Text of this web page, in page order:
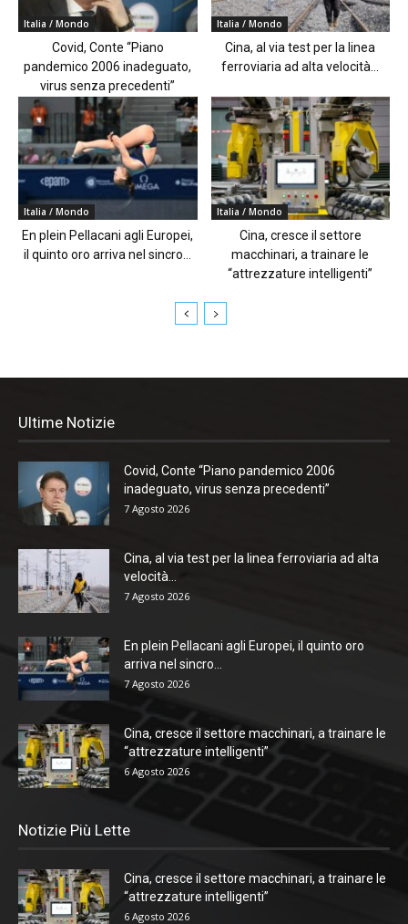
Italia / Mondo
Covid, Conte “Piano
pandemico 2006 inadeguato,
virus senza precedenti”
Italia / Mondo
Cina, al via test per la linea
ferroviaria ad alta velocità...
Italia / Mondo
En plein Pellacani agli Europei,
il quinto oro arriva nel sincro...
Italia / Mondo
Cina, cresce il settore
macchinari, a trainare le
“attrezzature intelligenti”
Ultime Notizie
Covid, Conte “Piano pandemico 2006
inadeguato, virus senza precedenti”
7 Agosto 2026
Cina, al via test per la linea ferroviaria ad alta
velocità...
7 Agosto 2026
En plein Pellacani agli Europei, il quinto oro
arriva nel sincro...
7 Agosto 2026
Cina, cresce il settore macchinari, a trainare le
“attrezzature intelligenti”
6 Agosto 2026
Notizie Più Lette
Cina, cresce il settore macchinari, a trainare le
“attrezzature intelligenti”
6 Agosto 2026